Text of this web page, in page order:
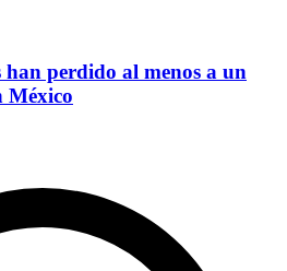
han perdido al menos a un
México